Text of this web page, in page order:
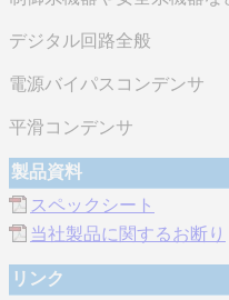
デジタル回路全般
電源バイパスコンデンサ
平滑コンデンサ
製品資料
スペックシート
当社製品に関するお断り
リンク